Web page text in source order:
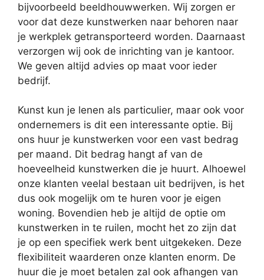
bijvoorbeeld beeldhouwwerken. Wij zorgen er
voor dat deze kunstwerken naar behoren naar
je werkplek getransporteerd worden. Daarnaast
verzorgen wij ook de inrichting van je kantoor.
We geven altijd advies op maat voor ieder
bedrijf.
Kunst kun je lenen als particulier, maar ook voor
ondernemers is dit een interessante optie. Bij
ons huur je kunstwerken voor een vast bedrag
per maand. Dit bedrag hangt af van de
hoeveelheid kunstwerken die je huurt. Alhoewel
onze klanten veelal bestaan uit bedrijven, is het
dus ook mogelijk om te huren voor je eigen
woning. Bovendien heb je altijd de optie om
kunstwerken in te ruilen, mocht het zo zijn dat
je op een specifiek werk bent uitgekeken. Deze
flexibiliteit waarderen onze klanten enorm. De
huur die je moet betalen zal ook afhangen van